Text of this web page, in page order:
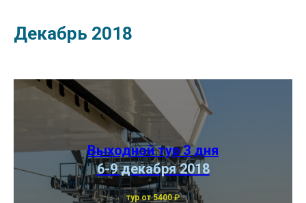
Декабрь 2018
Выходной тур 3 дня
6-9 декабря 2018
тур от 5400₽